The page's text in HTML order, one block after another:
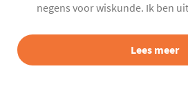
negens voor wiskunde. Ik ben
Lees meer